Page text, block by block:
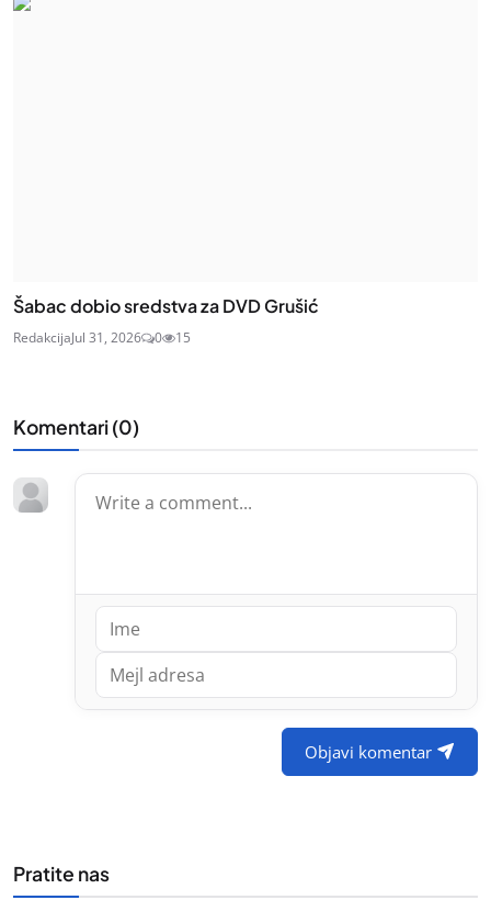
Šabac dobio sredstva za DVD Grušić
RedakcijaJul 31, 2026 0 15
Komentari (0)
Objavi komentar
Pratite nas